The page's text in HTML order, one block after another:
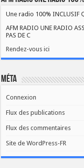
Une radio 100% INCLUSIF
AFM RADIO UNE RADIO
PAS DE C
Rendez-vous ici
Méta
Connexion
Flux des publications
Flux des commentaires
Site de WordPress-FR